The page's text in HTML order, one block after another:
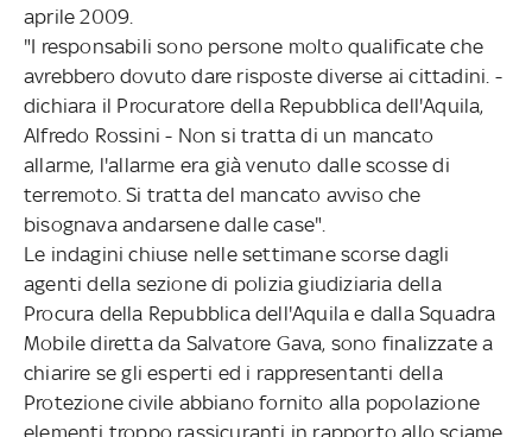
aprile 2009.
"I responsabili sono persone molto qualificate che
avrebbero dovuto dare risposte diverse ai cittadini. -
dichiara il Procuratore della Repubblica dell'Aquila,
Alfredo Rossini - Non si tratta di un mancato
allarme, l'allarme era già venuto dalle scosse di
terremoto. Si tratta del mancato avviso che
bisognava andarsene dalle case".
Le indagini chiuse nelle settimane scorse dagli
agenti della sezione di polizia giudiziaria della
Procura della Repubblica dell'Aquila e dalla Squadra
Mobile diretta da Salvatore Gava, sono finalizzate a
chiarire se gli esperti ed i rappresentanti della
Protezione civile abbiano fornito alla popolazione
elementi troppo rassicuranti in rapporto allo sciame.